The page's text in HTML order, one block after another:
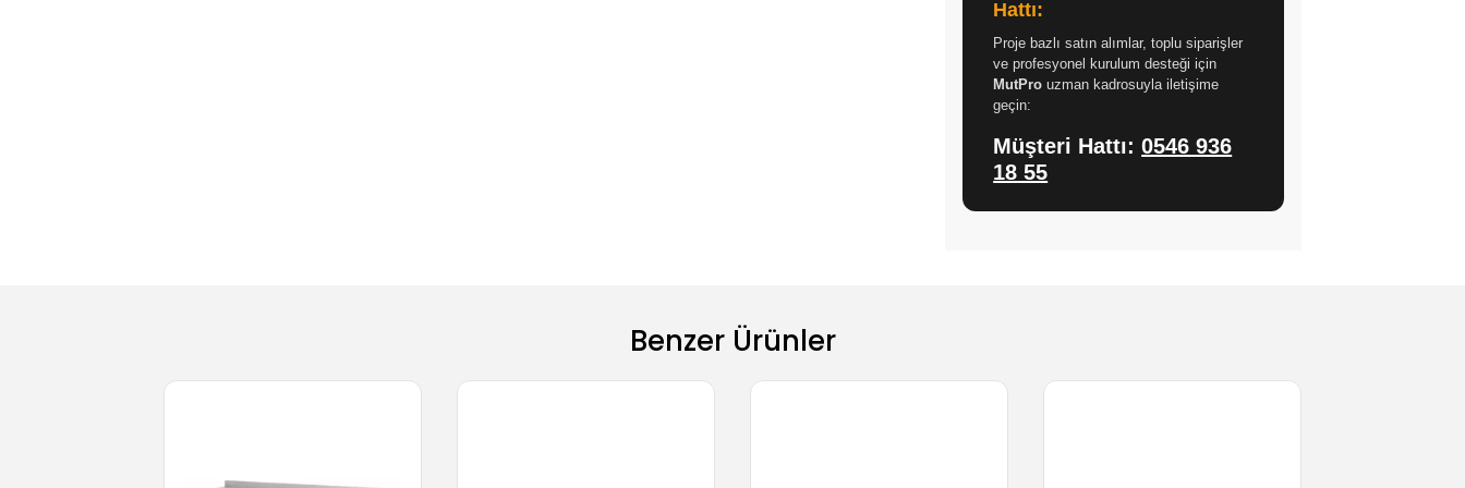
Hattı:
Proje bazlı satın alımlar, toplu siparişler
ve profesyonel kurulum desteği için
MutPro uzman kadrosuyla iletişime
geçin:
Müşteri Hattı:0546 936
18 55
Benzer Ürünler